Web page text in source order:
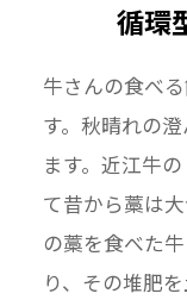
循環
牛さんの食べ
す。秋晴れの
ます。近江牛
て昔から藁は
の藁を食べた
り、その堆肥